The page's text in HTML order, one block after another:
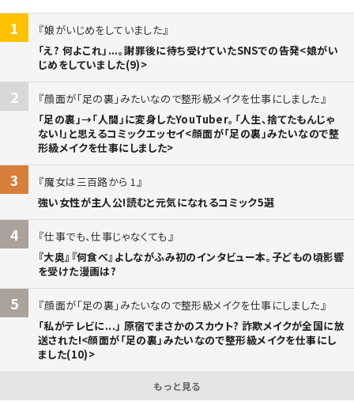
1
娘がいじめをしていました
「え? 何よこれ」...。謝罪後に待ち受けていたSNSでの告発<娘がい
じめをしていました(9)>
2
顔面が「足の裏」みたいなので整形級メイクを仕事にしました
「足の裏」→「人間」に変身したYouTuber。「人生、捨てたもんじゃ
ない!」と思えるコミックエッセイ<顔面が「足の裏」みたいなので整
形級メイクを仕事にしました>
3
魔女は三百路から 1
強い女性が主人公!読むと元気になれるコミック5選
4
仕事でも、仕事じゃなくても
『大奥』『何食べ』よしながふみ初のインタビュー本。子どもの頃影響
を受けた漫画は?
5
顔面が「足の裏」みたいなので整形級メイクを仕事にしました
「私がテレビに...」 原宿でまさかのスカウト? 詐欺メイクが全国に放
送された!<顔面が「足の裏」みたいなので整形級メイクを仕事にし
ました(10)>
もっと見る